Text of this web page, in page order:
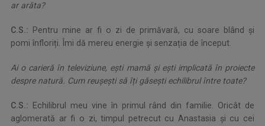
ar arăta?
C.S.:
Pentru mine ar fi o zi de primăvară, cu soare blând și
pomi înfloriți. Îmi dă mereu energie și senzația de început.
Ai o carieră în televiziune, ești mamă și ești implicată în proiecte
despre natură. Cum reușești să îți găsești echilibrul între toate?
C.S.: Echilibrul meu vine în primul rând din familie. Oricât de
aglomerată ar fi o zi, timpul petrecut cu Anastasia și cu cei